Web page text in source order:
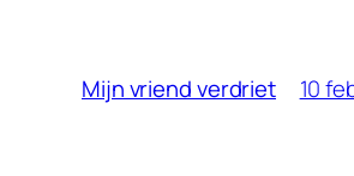
Mijn vriend verdriet 10